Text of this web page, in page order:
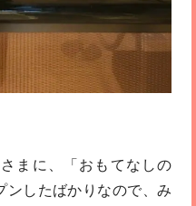
まに、「おもてなしの
ンしたばかりなので、み